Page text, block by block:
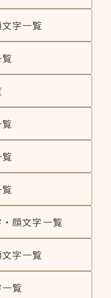
字一覧
顔文字一覧
字一覧
覧